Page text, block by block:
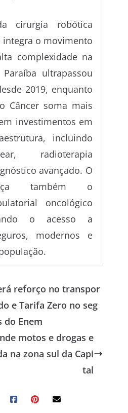
cirurgia robótica
integra o movimento
complexidade na
ultrapassou
2019, enquanto
Câncer soma mais
investimentos em
incluindo
radioterapia
avançado. O
também o
oncológico
o acesso a
modernos e
reforço no transpor
e Tarifa Zero no seg
do Enem
motos e drogas e
na zona sul da Capi
tal